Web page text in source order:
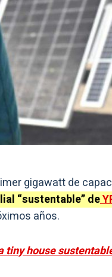
gigawatt de
“sustentable” de
años.
tiny house